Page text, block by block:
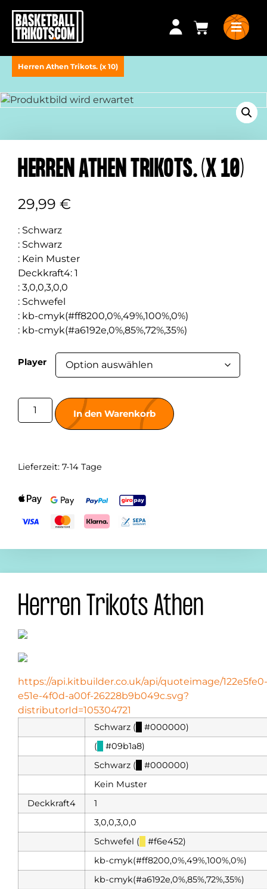
Herren Athen Trikots. (x 10)
HERREN ATHEN TRIKOTS. (X 10)
29,99 €
: Schwarz
: Schwarz
: Kein Muster
Deckkraft4: 1
: 3,0,0,3,0,0
: Schwefel
: kb-cmyk(#ff8200,0%,49%,100%,0%)
: kb-cmyk(#a6192e,0%,85%,72%,35%)
Player
In den Warenkorb
Lieferzeit: 7-14 Tage
Herren Trikots Athen
https://api.kitbuilder.co.uk/api/quoteimage/122e5fe0-
e51e-4f0d-a00f-26228b9b049c.svg?
distributorId=105304721
Schwarz (
#000000)
(
#09b1a8)
Schwarz (
#000000)
Kein Muster
Deckkraft4
1
3,0,0,3,0,0
Schwefel (
#f6e452)
kb-cmyk(#ff8200,0%,49%,100%,0%)
kb-cmyk(#a6192e,0%,85%,72%,35%)